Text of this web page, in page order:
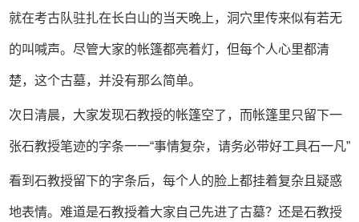
就在考古队驻扎在长白山的当天晚上，洞穴里传来似有若无
的叫喊声。尽管大家的帐篷都亮着灯，但每个人心里都清
楚，这个古墓，并没有那么简单。
次日清晨，大家发现石教授的帐篷空了，而帐篷里只留下一
张石教授笔迹的字条一一“事情复杂，请务必带好工具石一凡”
看到石教授留下的字条后，每个人的脸上都挂着复杂且疑惑
地表情。难道是石教授着大家自己先进了古墓？还是石教授